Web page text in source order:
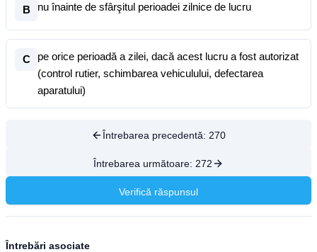
B nu înainte de sfârşitul perioadei zilnice de lucru
C
pe orice perioadă a zilei, dacă acest lucru a fost autorizat
(control rutier, schimbarea vehiculului, defectarea
aparatului)
Întrebarea precedentă: 270
Întrebarea următoare: 272
Verifică răspunsul
Întrebări asociate